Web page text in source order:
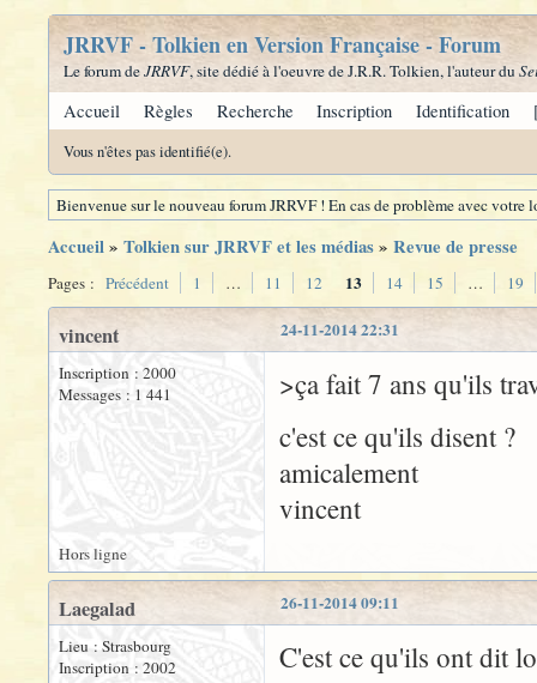
JRRVF - Tolkien en Version Française - Forum
Le forum deJRRVF, site dédié à l'oeuvre de J.R.R. Tolkien, l'auteur du
Accueil Règles Recherche Inscription Identification
Vous n'êtes pas identifié(e).
Bienvenue sur le nouveau forum JRRVF ! En cas de problème avec
Accueil» Tolkien sur JRRVF et les médias» Revue de presse
Pages : Précédent 1 … 11 12 13 14 15 … 19
24-11-2014 22:31
vincent
Inscription : 2000
Messages : 1 441
>ça fait 7 ans qu'ils
c'est ce qu'ils disent ?
amicalement
vincent
Hors ligne
26-11-2014 09:11
Laegalad
Lieu : Strasbourg
Inscription : 2002
C'est ce qu'ils ont dit